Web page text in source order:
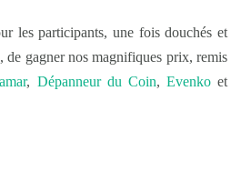
les participants, une fois douchés et
de gagner nos magnifiques prix, remis
, Dépanneur du Coin, Evenkoet